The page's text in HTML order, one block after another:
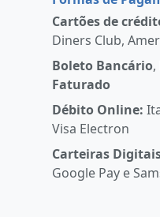
Cartões de
Diners Club,
Boleto Bancário,
Faturado
Débito Online:
Visa Electron
Carteiras
Google Pay e